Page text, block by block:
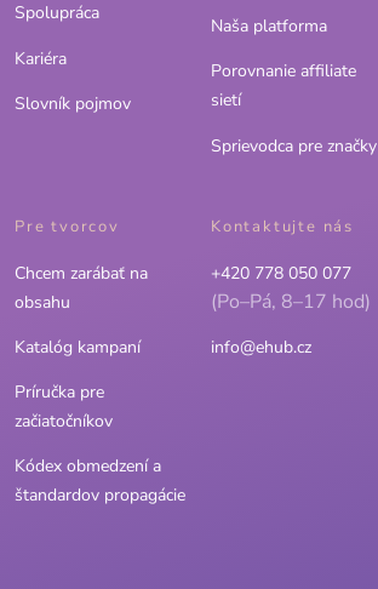
Spolupráca
Kariéra
Slovník pojmov
Naša platforma
Porovnanie affiliate
sietí
Sprievodca pre značky
Pre tvorcov
Chcem zarábať na
obsahu
Katalóg kampaní
Príručka pre
začiatočníkov
Kódex obmedzení a
štandardov propagácie
Kontaktujte nás
+420 778 050 077
(Po–Pá, 8–17 hod)
info@ehub.cz